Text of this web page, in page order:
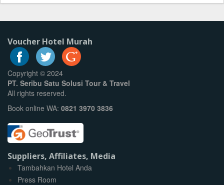
Voucher Hotel Murah
Copyright © 2024
PT. Seribu Satu Solusi Tour & Travel
All rights reserved.
Book online WA: 0821 3970 3836
Suppliers, Affiliates, Media
Tambahkan Hotel Anda
Press Room